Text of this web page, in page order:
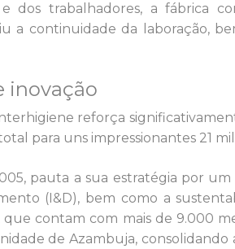
dos trabalhadores, a fábrica
a continuidade da laboração,
inovação
reforça
para uns impressionantes 21
pauta a sua estratégia por um
(I&D), bem como a
que contam com mais de 9.000
de Azambuja,